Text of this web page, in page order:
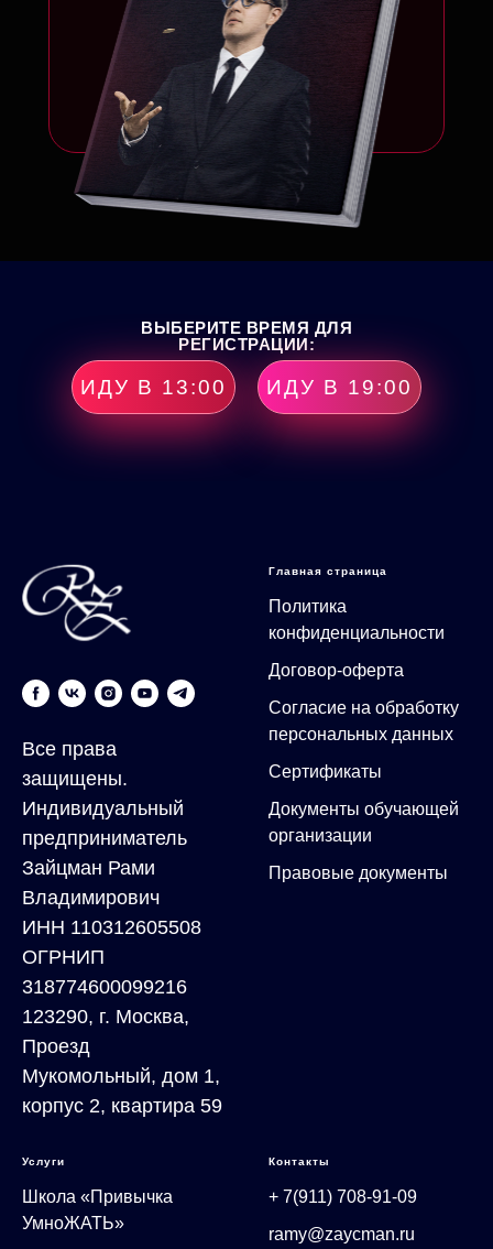
ВЫБЕРИТЕ ВРЕМЯ ДЛЯ
РЕГИСТРАЦИИ:
ИДУ В 19:00
ИДУ В 13:00
Все права
защищены.
Индивидуальный
предприниматель
Зайцман Рами
Владимирович
ИНН 110312605508
ОГРНИП
318774600099216
123290, г. Москва,
Проезд
Мукомольный, дом 1,
корпус 2, квартира 59
Главная страница
Политика
конфиденциальности
Договор-оферта
Согласие на обработку
персональных данных
Сертификаты
Документы обучающей
организации
Правовые документы
Услуги
Школа «Привычка
УмноЖАТЬ»
Контакты
+ 7(911) 708-91-09
ramy@zaycman.ru